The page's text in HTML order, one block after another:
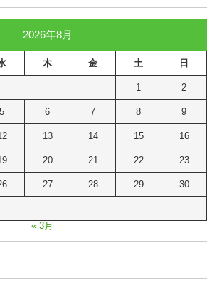
2026年8月
木 金 土 日
1 2
5 6 7 8 9
13 14 15 16
20 21 22 23
27 28 29 30
« 3月